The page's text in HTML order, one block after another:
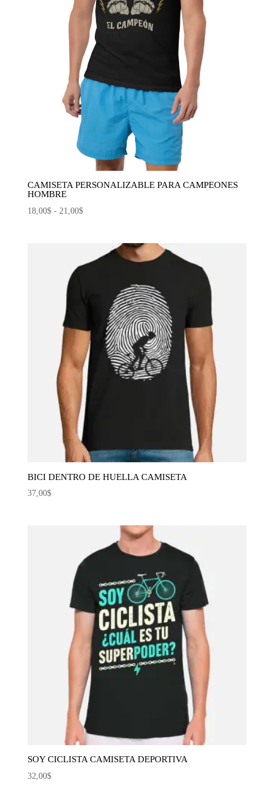
CAMISETA PERSONALIZABLE PARA CAMPEONES
HOMBRE
18,00$ - 21,00$Rango
18,00$
BICI DENTRO DE HUELLA CAMISETA
37,00$
SOY CICLISTA CAMISETA DEPORTIVA
32,00$